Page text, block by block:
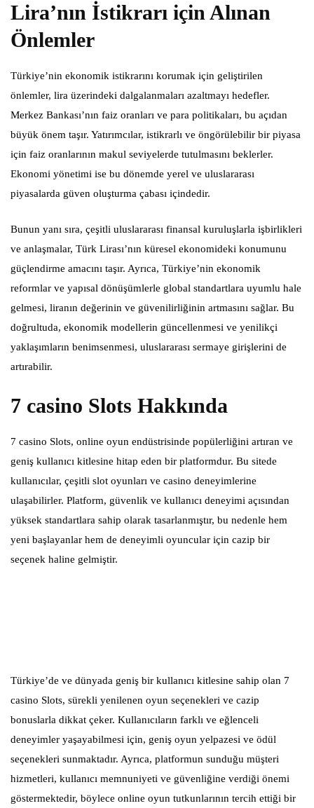
Lira’nın İstikrarı için Alınan
Önlemler
Türkiye’nin ekonomik istikrarını korumak için geliştirilen
önlemler, lira üzerindeki dalgalanmaları azaltmayı hedefler.
Merkez Bankası’nın faiz oranları ve para politikaları, bu açıdan
büyük önem taşır. Yatırımcılar, istikrarlı ve öngörülebilir bir piyasa
için faiz oranlarının makul seviyelerde tutulmasını beklerler.
Ekonomi yönetimi ise bu dönemde yerel ve uluslararası
piyasalarda güven oluşturma çabası içindedir.
Bunun yanı sıra, çeşitli uluslararası finansal kuruluşlarla işbirlikleri
ve anlaşmalar, Türk Lirası’nın küresel ekonomideki konumunu
güçlendirme amacını taşır. Ayrıca, Türkiye’nin ekonomik
reformlar ve yapısal dönüşümlerle global standartlara uyumlu hale
gelmesi, liranın değerinin ve güvenilirliğinin artmasını sağlar. Bu
doğrultuda, ekonomik modellerin güncellenmesi ve yenilikçi
yaklaşımların benimsenmesi, uluslararası sermaye girişlerini de
artırabilir.
7 casino Slots Hakkında
7 casino Slots, online oyun endüstrisinde popülerliğini artıran ve
geniş kullanıcı kitlesine hitap eden bir platformdur. Bu sitede
kullanıcılar, çeşitli slot oyunları ve casino deneyimlerine
ulaşabilirler. Platform, güvenlik ve kullanıcı deneyimi açısından
yüksek standartlara sahip olarak tasarlanmıştır, bu nedenle hem
yeni başlayanlar hem de deneyimli oyuncular için cazip bir
seçenek haline gelmiştir.
Türkiye’de ve dünyada geniş bir kullanıcı kitlesine sahip olan 7
casino Slots, sürekli yenilenen oyun seçenekleri ve cazip
bonuslarla dikkat çeker. Kullanıcıların farklı ve eğlenceli
deneyimler yaşayabilmesi için, geniş oyun yelpazesi ve ödül
seçenekleri sunmaktadır. Ayrıca, platformun sunduğu müşteri
hizmetleri, kullanıcı memnuniyeti ve güvenliğine verdiği önemi
göstermektedir, böylece online oyun tutkunlarının tercih ettiği bir